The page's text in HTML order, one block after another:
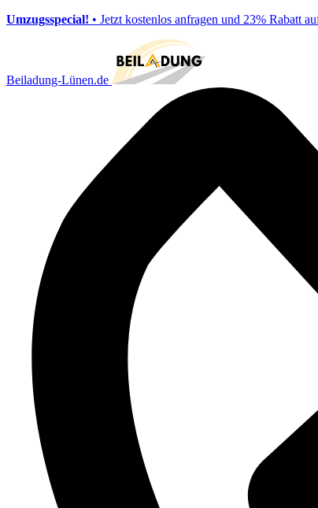
Umzugsspecial! • Jetzt kostenlos anfragen und 23% Rabatt
Beiladung-Lünen.de